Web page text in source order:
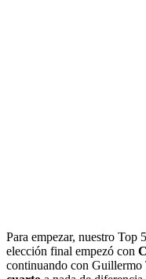
Para empezar, nuestro Top
elección final empezó con
continuando con Guillermo